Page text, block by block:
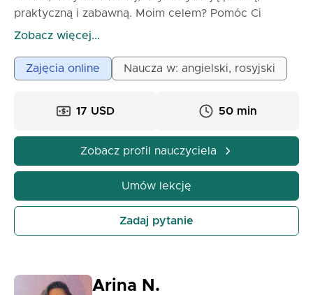
praktyczną i zabawną. Moim celem? Pomóc Ci
mówić po rosyjsku z pewnością siebie z rodziną,
możesz się spodziewać: • Doświadczenie: ponad 12
lat nauczania języka rosyjskiego jako ojczystego z
• Skupienie na konwersacjach: Będziemy pracować
rozmawiać, planować i łączyć się naturalnie
• Praktyczne podejście: Lekcje zaprojektowane z
myślą o Twoich potrzebach i sytuacjach, które
chcesz opanować. Zróbmy kroki razem, aby
mówienie po rosyjsku stało się naturalne!
Zobacz więcej...
Zajęcia online Naucza w: angielski, rosyjski
17 USD 50 min
Zobacz profil nauczyciela
Umów lekcję
Zadaj pytanie
Arina N.